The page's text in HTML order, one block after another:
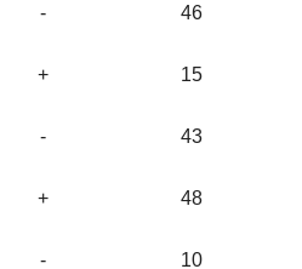
- 46
+ 15
- 43
+ 48
- 10